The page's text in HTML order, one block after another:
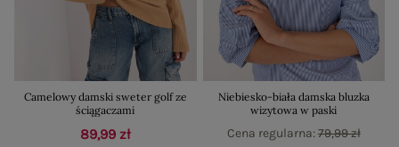
Camelowy damski sweter golf ze
ściągaczami
89,99 zł
Niebiesko-biała damska bluzka
wizytowa w paski
Cena regularna:79,99 zł